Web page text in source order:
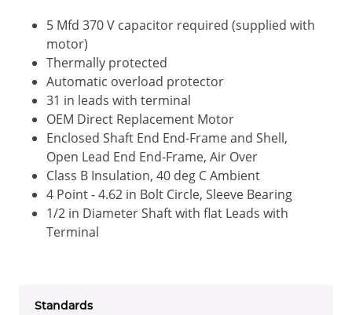
5 Mfd 370 V capacitor required (supplied with
motor)
Thermally protected
Automatic overload protector
31 in leads with terminal
OEM Direct Replacement Motor
Enclosed Shaft End End-Frame and Shell,
Open Lead End End-Frame, Air Over
Class B Insulation, 40 deg C Ambient
4 Point - 4.62 in Bolt Circle, Sleeve Bearing
1/2 in Diameter Shaft with flat Leads with
Terminal
Standards